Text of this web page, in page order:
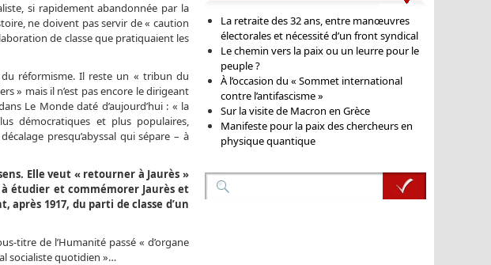
si rapidement abandonnée par la
ne doivent pas servir de « caution
de classe que pratiquaient les
du réformisme. Il reste un « tribun du
» mais il n’est pas encore le dirigeant
Le Monde daté d’aujourd’hui : « la
démocratiques et plus populaires,
presqu’abyssal qui sépare – à
Elle veut « retourner à Jaurès »
étudier et commémorer Jaurès et
1917, du parti de classe d’un
titre de l’Humanité passé « d’organe
socialiste quotidien »…
La retraite des 32 ans, entre manœuvres
électorales et nécessité d’un front syndical
Le chemin vers la paix ou un leurre pour le
peuple ?
À l’occasion du « Sommet international
contre l’antifascisme »
Sur la visite de Macron en Grèce
Manifeste pour la paix des chercheurs en
physique quantique